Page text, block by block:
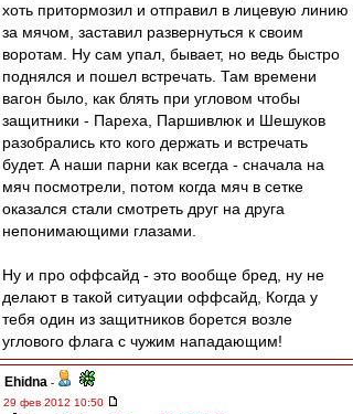
хоть притормозил и отправил в лицевую линию
за мячом, заставил развернуться к своим
воротам. Ну сам упал, бывает, но ведь быстро
поднялся и пошел встречать. Там времени
вагон было, как блять при угловом чтобы
защитники - Пареха, Паршивлюк и Шешуков
разобрались кто кого держать и встречать
будет. А наши парни как всегда - сначала на
мяч посмотрели, потом когда мяч в сетке
оказался стали смотреть друг на друга
непонимающими глазами.
Ну и про оффсайд - это вообще бред, ну не
делают в такой ситуации оффсайд, Когда у
тебя один из защитников борется возле
углового флага с чужим нападающим!
Ehidna -
29 фев 2012 10:50